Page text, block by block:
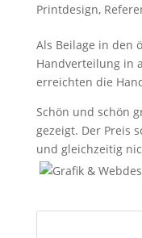
Printdesign,
Als Beilage in den
Handverteilung in
erreichten die
Schön und schön
gezeigt. Der Preis
und gleichzeitig